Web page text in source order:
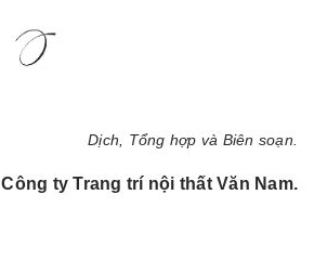
Dịch, Tổng hợp và Biên soạn.
Công ty Trang trí nội thất Văn Nam.